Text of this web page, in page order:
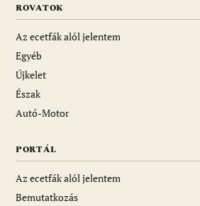
ROVATOK
Az ecetfák alól jelentem
Egyéb
Újkelet
Észak
Autó-Motor
PORTÁL
Az ecetfák alól jelentem
Bemutatkozás